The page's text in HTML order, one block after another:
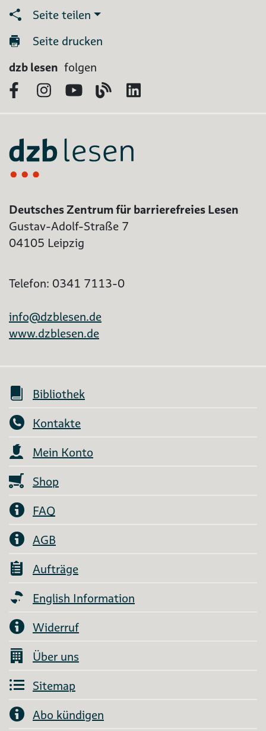
Seite teilen
Seite drucken
dzb lesen folgen
FacebookInstagram
YouTubeBlog
Deutsches Zentrum für barrierefreies Lesen
Gustav-Adolf-Straße 7
04105 Leipzig
Telefon: 0341 7113-0
info@dzblesen.de
www.dzblesen.de
Bibliothek
Kontakte
Mein Konto
Shop
FAQ
AGB
Aufträge
English Information
Widerruf
Über uns
Sitemap
Abo kündigen